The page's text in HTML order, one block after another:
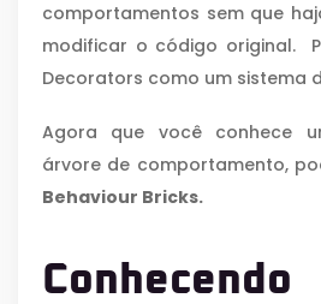
comportamentos sem que
modificar o código original.
Decorators como um sistema
Agora que você conhece
árvore de comportamento,
Behaviour Bricks.